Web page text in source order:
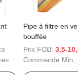
Pipe à filtre en
bouffée
Prix FOB: 3,5-
Commande Min.: